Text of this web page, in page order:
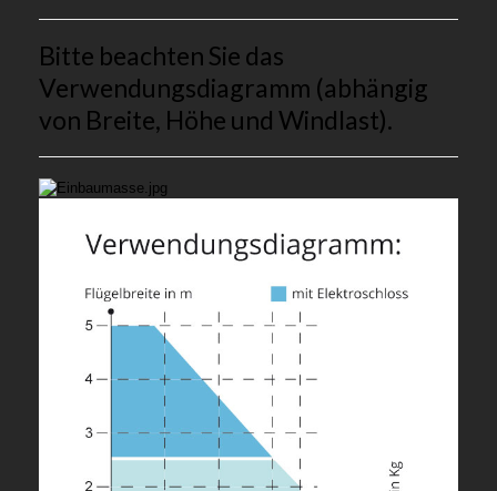
Bitte beachten Sie das
Verwendungsdiagramm (abhängig
von Breite, Höhe und Windlast).